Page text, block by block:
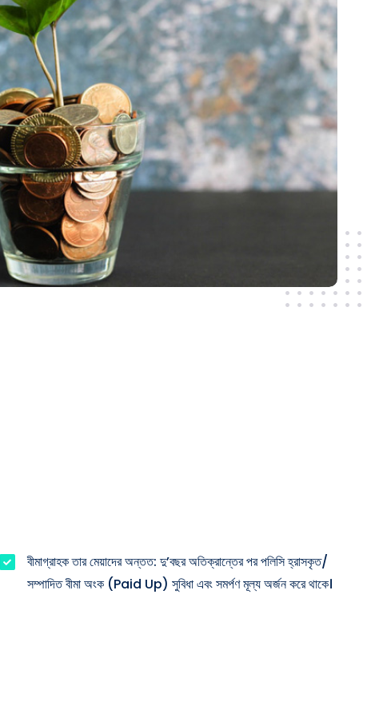
বীমাগ্রাহক তার মেয়াদের অন্তত: দু’বছর অতিক্রান্তের পর পলিসি হ্রাসকৃত/
সম্পাদিত বীমা অংক (Paid Up) সুবিধা এবং সমর্পণ মূল্য অর্জন করে থাকে।